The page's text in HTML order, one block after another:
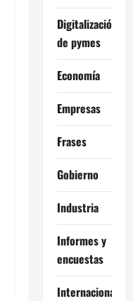
Digitalización
de pymes
Economía
Empresas
Frases
Gobierno
Industria
Informes y
encuestas
Internacional